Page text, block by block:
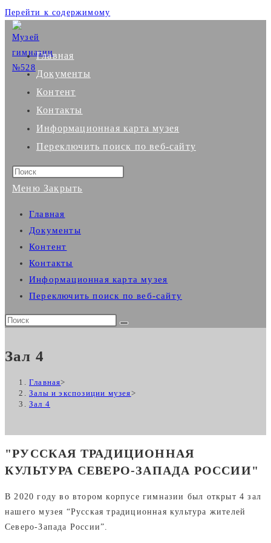
Перейти к содержимому
Главная
Документы
Контент
Контакты
Информационная карта музея
Переключить поиск по веб-сайту
Меню Закрыть
Главная
Документы
Контент
Контакты
Информационная карта музея
Переключить поиск по веб-сайту
Зал 4
Главная>
Залы и экспозиции музея>
Зал 4
"РУССКАЯ ТРАДИЦИОННАЯ
КУЛЬТУРА СЕВЕРО-ЗАПАДА РОССИИ"
В 2020 году во втором корпусе гимназии был открыт 4 зал
нашего музея “Русская традиционная культура жителей
Северо-Запада России”.